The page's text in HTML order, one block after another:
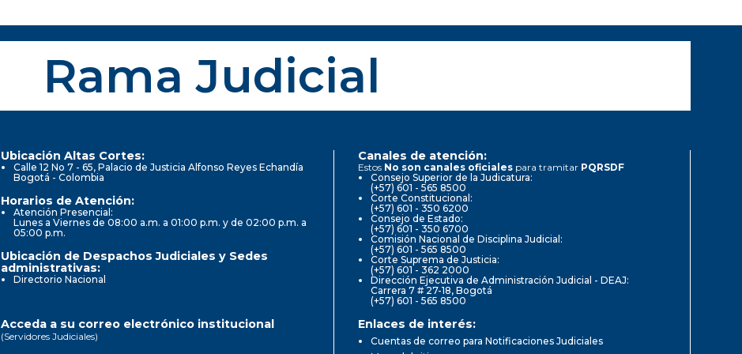
Rama Judicial
Ubicación Altas Cortes:
Calle 12 No 7 - 65, Palacio de Justicia Alfonso Reyes Echandía
Bogotá - Colombia
Horarios de Atención:
Atención Presencial:
Lunes a Viernes de 08:00 a.m. a 01:00 p.m. y de 02:00 p.m. a
05:00 p.m.
Ubicación de Despachos Judiciales y Sedes
administrativas:
Directorio Nacional
Canales de atención:
Estos No son canales oficiales para tramitar PQRSDF
Consejo Superior de la Judicatura:
(+57) 601 - 565 8500
Corte Constitucional:
(+57) 601 - 350 6200
Consejo de Estado:
(+57) 601 - 350 6700
Comisión Nacional de Disciplina Judicial:
(+57) 601 - 565 8500
Corte Suprema de Justicia:
(+57) 601 - 362 2000
Dirección Ejecutiva de Administración Judicial - DEAJ:
Carrera 7 # 27-18, Bogotá
(+57) 601 - 565 8500
Acceda a su correo electrónico institucional
(Servidores Judiciales)
Enlaces de interés:
Cuentas de correo para Notificaciones Judiciales